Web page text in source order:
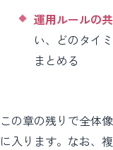
運用ルールの共
い、どのタイ
まとめる
この章の残りで全体
に入ります。なお、